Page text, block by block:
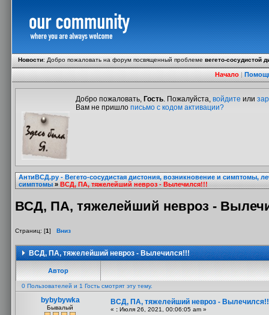
Новости:Добро пожаловать на форум посвященный проблемевегето-сосудистой
Начало|
Добро пожаловать, Гость. Пожалуйста, войдите или
Вам не пришло письмо с кодом активации?
АнтиВСД.ру - Вегето-сосудистая дистония, возникновение и симптомы,
симптомы»ВСД, ПА, тяжелейший невроз - Вылечился!!!
ВСД, ПА, тяжелейший невроз -
Страниц: [1] Вниз
ВСД, ПА, тяжелейший невроз - Вылечился!!!
Автор
0 Пользователей и 1 Гость смотрят эту тему.
bybybywka
Бывалый
ВСД, ПА, тяжелейший невроз -
« : Июля 26, 2021, 00:06:05 am »